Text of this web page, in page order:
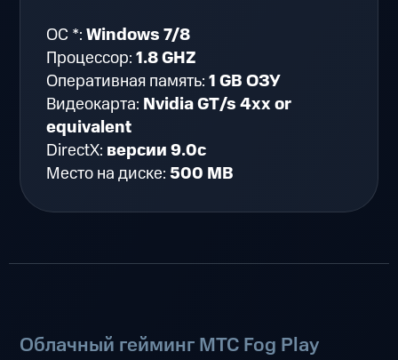
ОС *:Windows 7/8
Процессор:1.8 GHZ
Оперативная память:1 GB ОЗУ
Видеокарта: Nvidia GT/s 4xx or
equivalent
DirectX: версии 9.0c
Место на диске:500 MB
Облачный гейминг МТС Fog Play